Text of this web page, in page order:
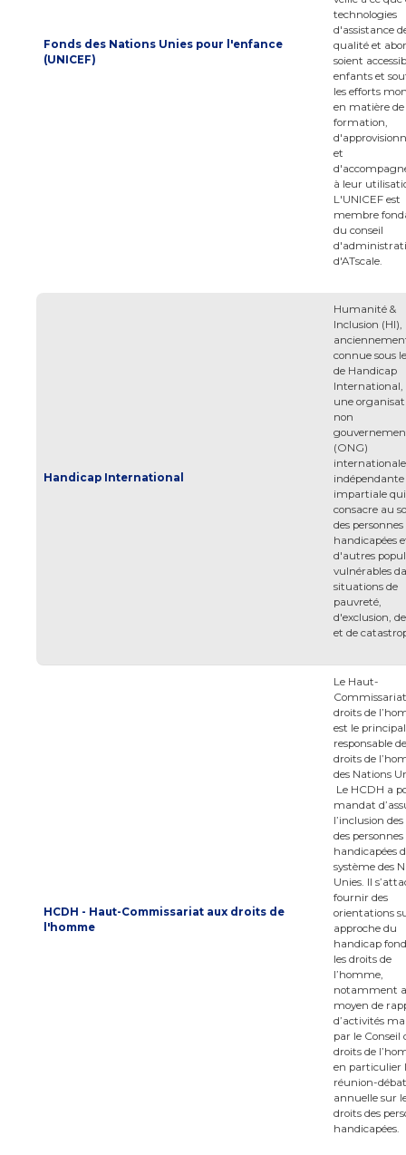
Fonds des Nations Unies pour l'enfance
(UNICEF)
technologies
d'assistance
qualité et
soient
enfants et
les efforts
en matière de
formation,
et
à leur
L'UNICEF est
membre
du conseil
d'ATscale.
Handicap International
Humanité &
Inclusion (HI),
connue sous
de Handicap
International,
une
non
(ONG)
internationale
impartiale qui
consacre au
des personnes
handicapées
d'autres
vulnérables
situations de
pauvreté,
d'exclusion,
et de
HCDH - Haut-Commissariat aux droits de
l'homme
Le Haut-
droits de
est le principal
responsable
droits de
des Nations
Le HCDH a
mandat
l’inclusion
des personnes
handicapées
système des
Unies. Il
fournir des
orientations
approche du
handicap
les droits de
l’homme,
notamment
moyen de
d’activités
par le Conseil
droits de
en particulier
réunion-débat
annuelle sur
droits des
handicapées.